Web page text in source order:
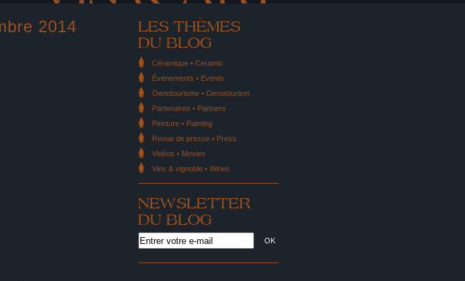
2014
Céramique • Ceramic
Événements • Events
Oenotourisme • Oenotourism
Partenaires • Partners
Peinture • Painting
Revue de presse • Press
Vidéos • Movies
Vins & vignoble • Wines